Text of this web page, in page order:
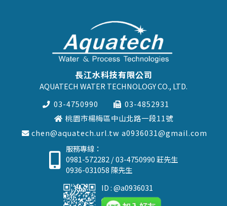
長江水科技有限公司
AQUATECH WATER TECHNOLOGY CO., LTD.
03-4750990
03-4852931
桃園市楊梅區中山北路一段11號
chen@aquatech.url.tw a0936031@gmail.com
服務專線：
0981-572282 /03-4750990莊先生
0936-031058 陳先生
ID : @a0936031